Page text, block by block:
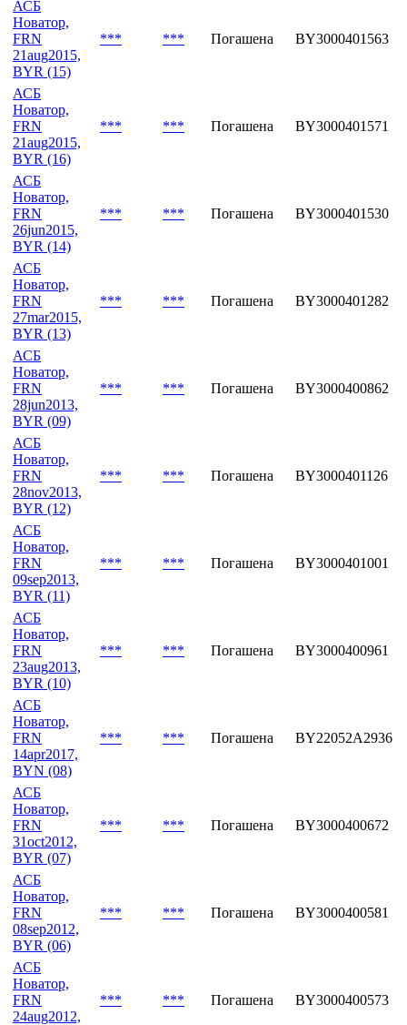
АСБ
Новатор,
FRN
21aug2015,
BYR (15)
*** *** Погашена BY3000401563
АСБ
Новатор,
FRN
21aug2015,
BYR (16)
*** *** Погашена BY3000401571
АСБ
Новатор,
FRN
26jun2015,
BYR (14)
*** *** Погашена BY3000401530
АСБ
Новатор,
FRN
27mar2015,
BYR (13)
*** *** Погашена BY3000401282
АСБ
Новатор,
FRN
28jun2013,
BYR (09)
*** *** Погашена BY3000400862
АСБ
Новатор,
FRN
28nov2013,
BYR (12)
*** *** Погашена BY3000401126
АСБ
Новатор,
FRN
09sep2013,
BYR (11)
*** *** Погашена BY3000401001
АСБ
Новатор,
FRN
23aug2013,
BYR (10)
*** *** Погашена BY3000400961
АСБ
Новатор,
FRN
14apr2017,
BYN (08)
*** *** Погашена BY22052A2936
АСБ
Новатор,
FRN
31oct2012,
BYR (07)
*** *** Погашена BY3000400672
АСБ
Новатор,
FRN
08sep2012,
BYR (06)
*** *** Погашена BY3000400581
АСБ
Новатор,
FRN
24aug2012,
*** *** Погашена BY3000400573